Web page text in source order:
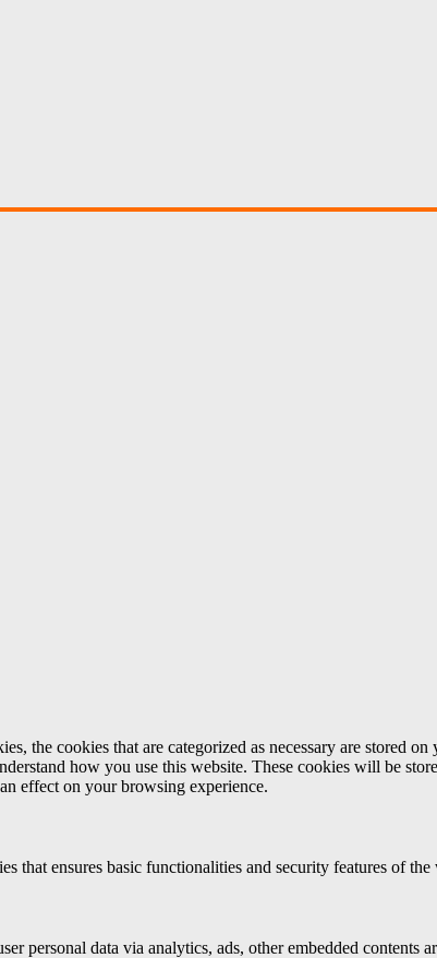
the cookies that are categorized as necessary are stored on
how you use this website. These cookies will be
effect on your browsing experience.
ensures basic functionalities and security features of
data via analytics, ads, other embedded contents